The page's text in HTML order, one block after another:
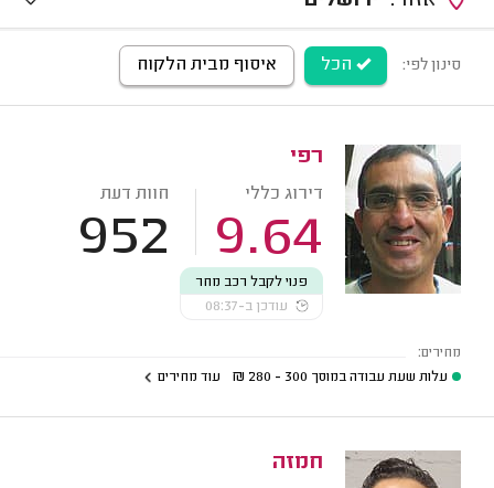
סינון לפי: הכל איסוף מבית הלקוח
רפי
דירוג כללי
9.64
חוות דעת
952
פנוי לקבל רכב מחר
עודכן ב-08:37
מחירים:
עלות שעת עבודה במוסך 300 - 280
₪ עוד מחירים
חמזה